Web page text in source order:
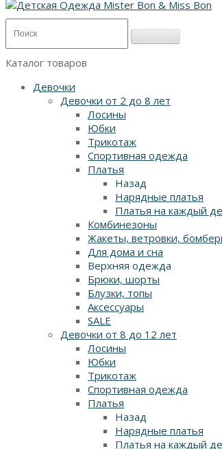
Каталог товаров
Девочки
Девочки от 2 до 8 лет
Лосины
Юбки
Трикотаж
Спортивная одежда
Платья
Назад
Нарядные платья
Платья на каждый
Комбинезоны
Жакеты, ветровки,
Для дома и сна
Верхняя одежда
Брюки, шорты
Блузки, топы
Аксессуары
SALE
Девочки от 8 до 12 лет
Лосины
Юбки
Трикотаж
Спортивная одежда
Платья
Назад
Нарядные платья
Платья на каждый